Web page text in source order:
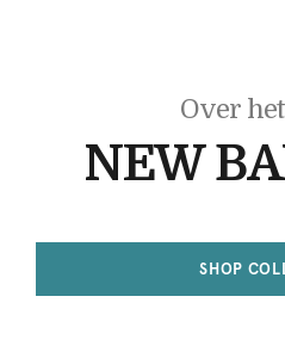
Over
NEW
SHOP